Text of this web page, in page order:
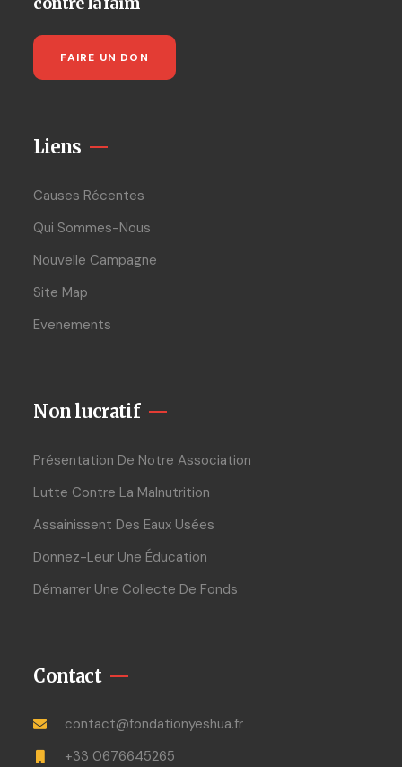
FAIRE UN DON
Liens
Causes Récentes
Qui Sommes-Nous
Nouvelle Campagne
Site Map
Evenements
Non lucratif
Présentation De Notre Association
Lutte Contre La Malnutrition
Assainissent Des Eaux Usées
Donnez-Leur Une Éducation
Démarrer Une Collecte De Fonds
Contact
contact@fondationyeshua.fr
+33 0676645265